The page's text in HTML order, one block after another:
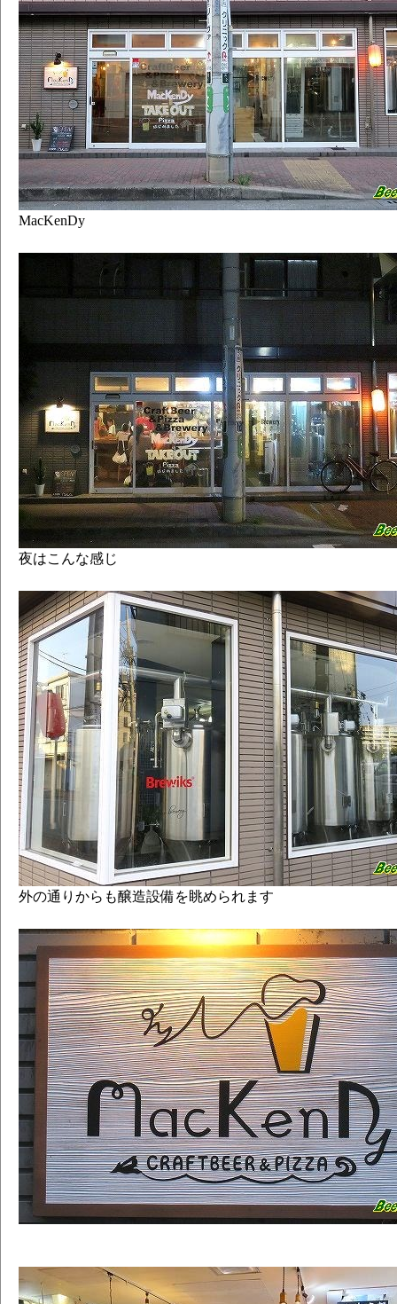
MacKenDy
夜はこんな感じ
外の通りからも醸造設備を眺められます